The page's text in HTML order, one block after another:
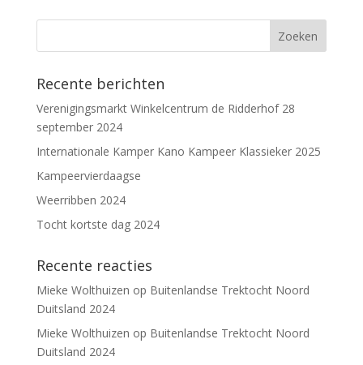
Recente berichten
Verenigingsmarkt Winkelcentrum de Ridderhof 28
september 2024
Internationale Kamper Kano Kampeer Klassieker 2025
Kampeervierdaagse
Weerribben 2024
Tocht kortste dag 2024
Recente reacties
Mieke Wolthuizen op Buitenlandse Trektocht Noord
Duitsland 2024
Mieke Wolthuizen op Buitenlandse Trektocht Noord
Duitsland 2024